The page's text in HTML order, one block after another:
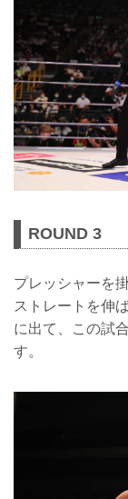
ROUND 3
プレッシャーを
ストレートを伸
に出て、この試
す。